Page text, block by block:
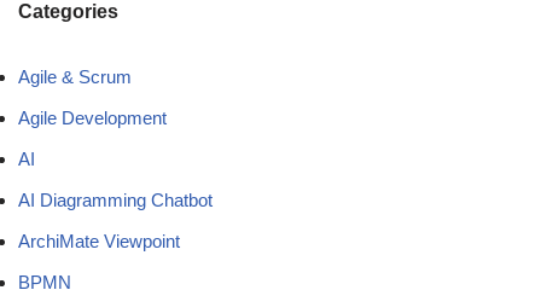
Categories
Agile & Scrum
Agile Development
AI
AI Diagramming Chatbot
ArchiMate Viewpoint
BPMN